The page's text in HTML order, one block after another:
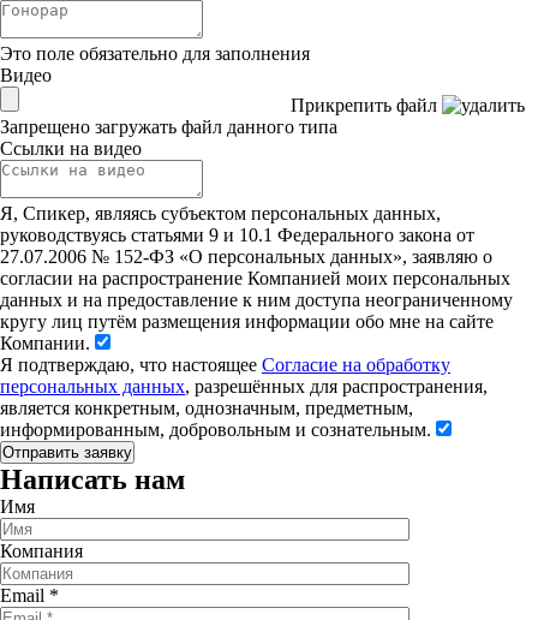
Это поле обязательно для заполнения
Видео
Прикрепить файл
Запрещено загружать файл данного типа
Ссылки на видео
Я, Спикер, являясь субъектом персональных данных,
руководствуясь статьями 9 и 10.1 Федерального закона от
27.07.2006 № 152-ФЗ «О персональных данных», заявляю о
согласии на распространение Компанией моих персональных
данных и на предоставление к ним доступа неограниченному
кругу лиц путём размещения информации обо мне на сайте
Компании.
Я подтверждаю, что настоящее Согласие на обработку
персональных данных, разрешённых для распространения,
является конкретным, однозначным, предметным,
информированным, добровольным и сознательным.
Написать нам
Имя
Компания
Email *